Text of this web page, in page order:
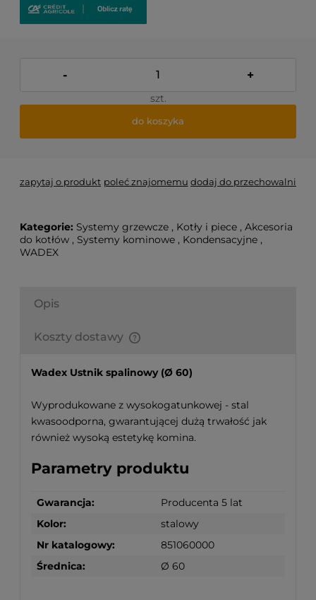
- +
szt.
do koszyka
zapytaj o produkt poleć znajomemu dodaj do przechowalni
Kategorie: Systemy grzewcze , Kotły i piece , Akcesoria
do kotłów , Systemy kominowe , Kondensacyjne ,
WADEX
Opis
Koszty dostawy
produktów które się w nim znajdują.
Wadex Ustnik spalinowy (Ø 60)
Wyprodukowane z wysokogatunkowej - stal
kwasoodporna, gwarantującej dużą trwałość jak
również wysoką estetykę komina.
Parametry produktu
Gwarancja:
Producenta 5 lat
Kolor:
stalowy
Nr katalogowy:
851060000
Średnica:
Ø 60